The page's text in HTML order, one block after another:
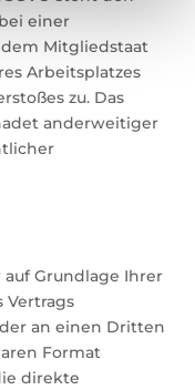
einer
Mitgliedstaat
Arbeitsplatzes
zu. Das
anderweitiger
auf Grundlage Ihrer
Vertrags
an einen Dritten
Format
direkte